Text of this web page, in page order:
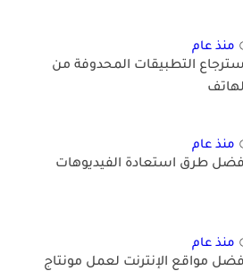
منذ عام
التطبيقات المحدوفة من
منذ عام
طرق استعادة الفيديوهات
منذ عام
مواقع الإنترنت لعمل مونتاج